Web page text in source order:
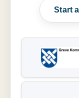
Start